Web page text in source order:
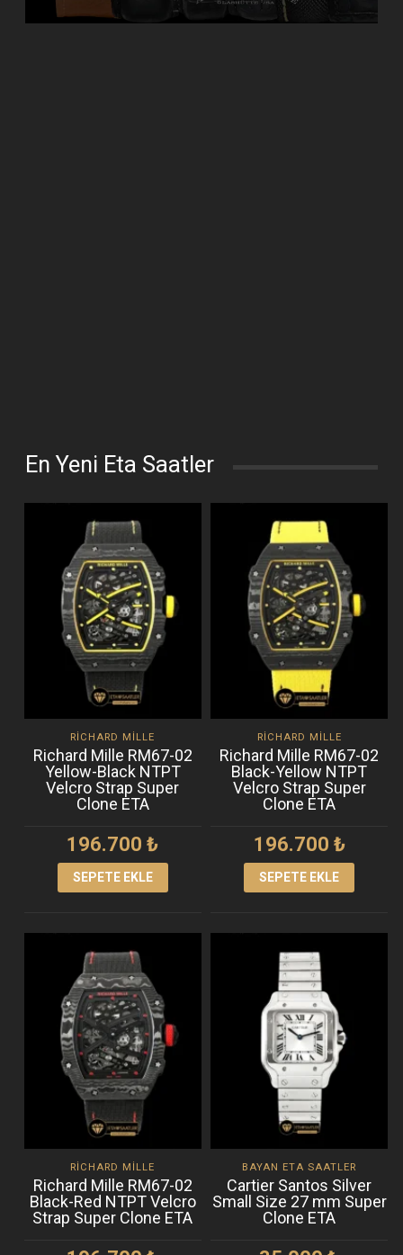
En Yeni Eta Saatler
RICHARD MILLE
Richard Mille RM67-02
Yellow-Black NTPT
Velcro Strap Super
Clone ETA
196.700₺
SEPETE EKLE
RICHARD MILLE
Richard Mille RM67-02
Black-Yellow NTPT
Velcro Strap Super
Clone ETA
196.700 ₺
SEPETE EKLE
RICHARD MILLE
Richard Mille RM67-02
Black-Red NTPT Velcro
Strap Super Clone ETA
BAYAN ETA SAATLER
Cartier Santos Silver
Small Size 27 mm Super
Clone ETA